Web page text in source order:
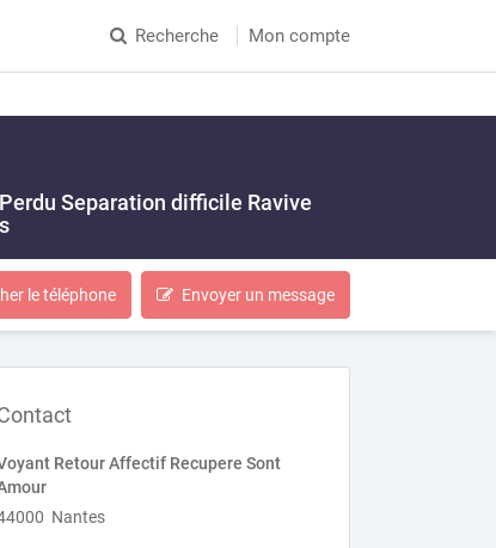
Recherche Mon compte
Separation difficile Ravive
le téléphone Envoyer un message
Retour Affectif Recupere Sont
Nantes